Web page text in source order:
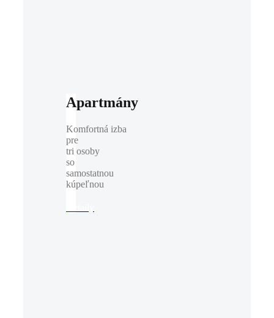
Apartmány
Komfortná izba
pre
tri osoby
so
samostatnou
kúpeľnou